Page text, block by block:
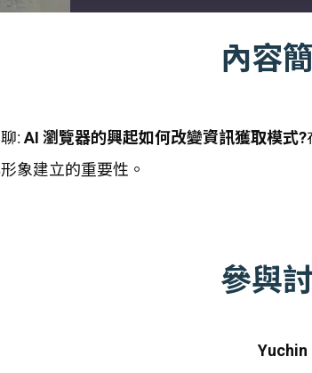
內容
: AI 瀏覽器的興起如何改變資訊獲取模式?
象建立的重要性。
參與
Yuchin